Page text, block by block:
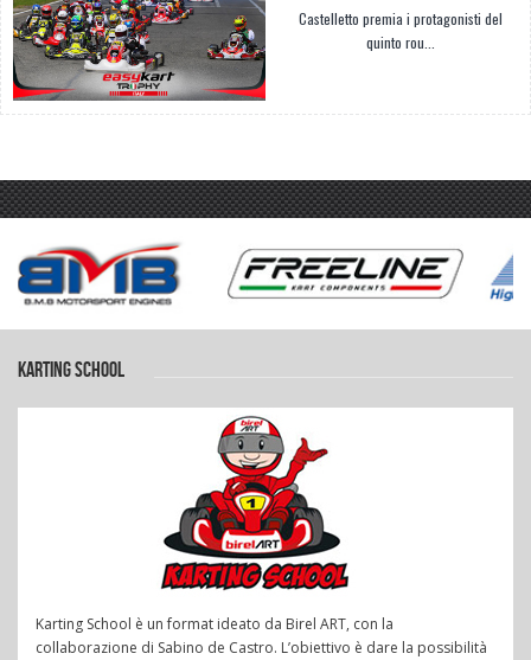
Castelletto premia i protagonisti del
quinto rou...
KARTING SCHOOL
Karting School è un format ideato da Birel ART, con la
collaborazione di Sabino de Castro. L’obiettivo è dare la possibilità